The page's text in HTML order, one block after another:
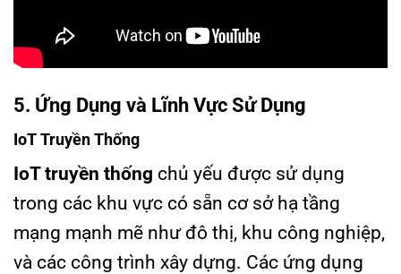
5. Ứng Dụng và Lĩnh Vực Sử Dụng
IoT Truyền Thống
IoT truyền thống chủ yếu được sử dụng
trong các khu vực có sẵn cơ sở hạ tầng
mạng mạnh mẽ như đô thị, khu công nghiệp,
và các công trình xây dựng. Các ứng dụng